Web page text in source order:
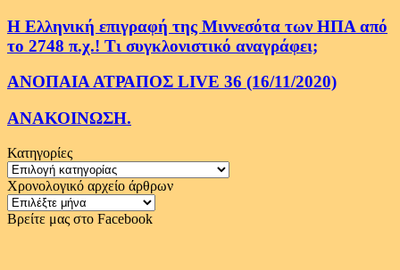
Η Ελληνική επιγραφή της Μιννεσότα των ΗΠΑ από
το 2748 π.χ.! Τι συγκλονιστικό αναγράφει;
ΑΝΟΠΑΙΑ ΑΤΡΑΠΟΣ LIVE 36 (16/11/2020)
ΑΝΑΚΟΙΝΩΣΗ.
Κατηγορίες
Κατηγορίες
Χρονολογικό αρχείο άρθρων
Χρονολογικό
αρχείο
Βρείτε μας στο Facebook